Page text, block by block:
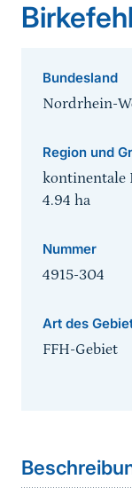
Birkefehl
Bundesland
Nordrhein-
Region und
kontinentale
4.94 ha
Nummer
4915-304
Art des
FFH-Gebiet